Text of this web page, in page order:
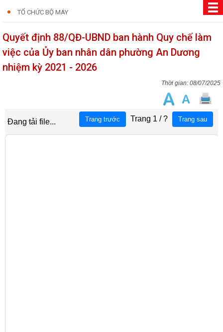
TỔ CHỨC BỘ MÁY
Quyết định 88/QĐ-UBND ban hành Quy chế làm
việc của Ủy ban nhân dân phường An Dương
nhiệm kỳ 2021 - 2026
08/07/2025